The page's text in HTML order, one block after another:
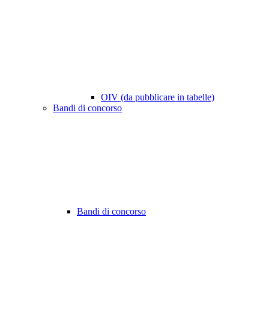
OIV (da pubblicare in tabelle)
Bandi di concorso
Bandi di concorso